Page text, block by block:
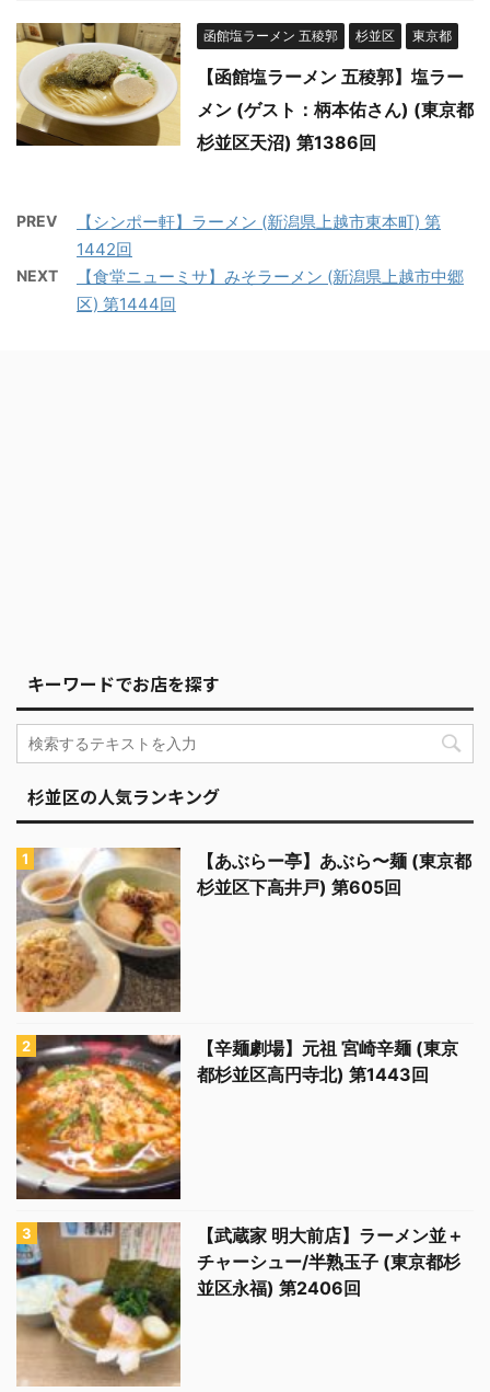
函館塩ラーメン 五稜郭 杉並区 東京都
【函館塩ラーメン 五稜郭】塩ラー
メン (ゲスト：柄本佑さん) (東京都
杉並区天沼) 第1386回
PREV
【シンポー軒】ラーメン (新潟県上越市東本町) 第
1442回
NEXT
【食堂ニューミサ】みそラーメン (新潟県上越市中郷
区) 第1444回
キーワードでお店を探す
杉並区の人気ランキング
【あぶらー亭】あぶら〜麺 (東京都
杉並区下高井戸) 第605回
【辛麺劇場】元祖 宮崎辛麺 (東京
都杉並区高円寺北) 第1443回
【武蔵家 明大前店】ラーメン並＋
チャーシュー/半熟玉子 (東京都杉
並区永福) 第2406回